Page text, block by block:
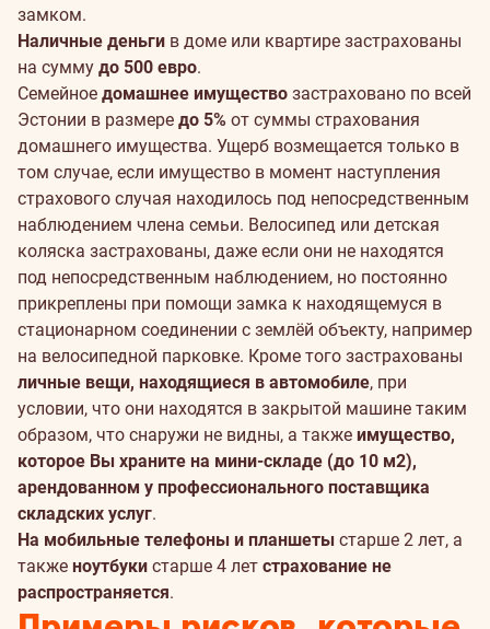
замком.
Наличные деньги в доме или квартире застрахованы
на сумму до 500 евро.
Семейное домашнее имущество застраховано по всей
Эстонии в размере до 5% от суммы страхования
домашнего имущества. Ущерб возмещается только в
том случае, если имущество в момент наступления
страхового случая находилось под непосредственным
наблюдением члена семьи. Велосипед или детская
коляска застрахованы, даже если они не находятся
под непосредственным наблюдением, но постоянно
прикреплены при помощи замка к находящемуся в
стационарном соединении с землёй объекту, например
на велосипедной парковке. Кроме того застрахованы
личные вещи, находящиеся в автомобиле, при
условии, что они находятся в закрытой машине таким
образом, что снаружи не видны, а также имущество,
которое Вы храните на мини-складе (до 10 м2),
арендованном у профессионального поставщика
складских услуг.
На мобильные телефоны и планшеты старше 2 лет, а
также ноутбуки старше 4 лет страхование не
распространяется.